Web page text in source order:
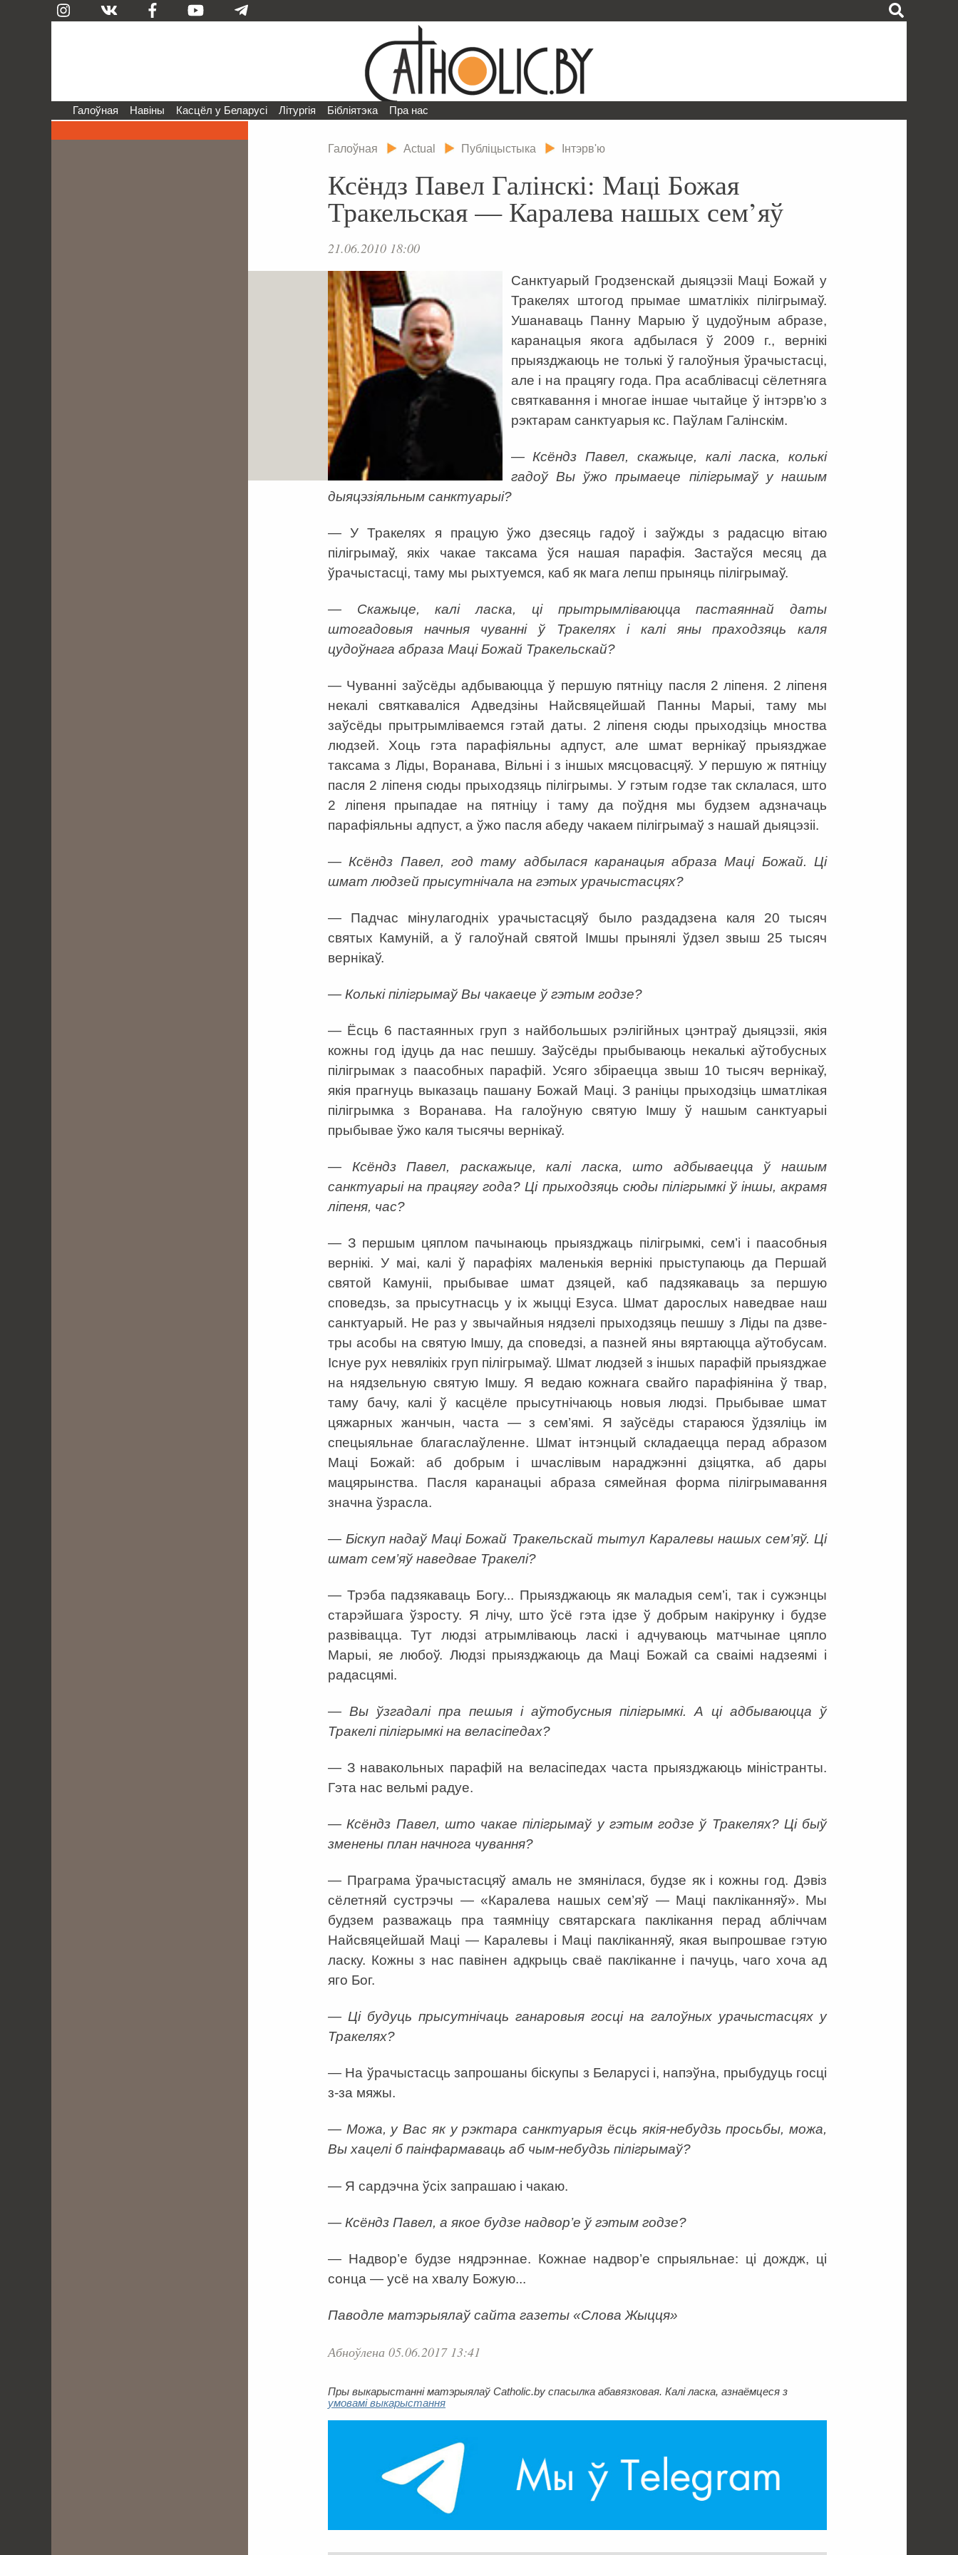
Галоўная Навіны Касцёл у Беларусі Літургія Бібліятэка Пра нас
Галоўная Actual Публіцыстыка Інтэрв'ю
Ксёндз Павел Галінскі: Маці Божая
Тракельская — Каралева нашых сем’яў
21.06.2010 18:00
Санктуарый Гродзенскай дыяцэзіі Маці Божай у
Тракелях штогод прымае шматлікіх пілігрымаў.
Ушанаваць Панну Марыю ў цудоўным абразе,
каранацыя якога адбылася ў 2009 г., вернікі
прыязджаюць не толькі ў галоўныя ўрачыстасці,
але і на працягу года. Пра асаблівасці сёлетняга
святкавання і многае іншае чытайце ў інтэрв’ю з
рэктарам санктуарыя кс. Паўлам Галінскім.
— Ксёндз Павел, скажыце, калі ласка, колькі
гадоў Вы ўжо прымаеце пілігрымаў у нашым
дыяцэзіяльным санктуарыі?
— У Тракелях я працую ўжо дзесяць гадоў і заўжды з радасцю вітаю
пілігрымаў, якіх чакае таксама ўся нашая парафія. Застаўся месяц да
ўрачыстасці, таму мы рыхтуемся, каб як мага лепш прыняць пілігрымаў.
— Скажыце, калі ласка, ці прытрымліваюцца пастаяннай даты
штогадовыя начныя чуванні ў Тракелях і калі яны праходзяць каля
цудоўнага абраза Маці Божай Тракельскай?
— Чуванні заўсёды адбываюцца ў першую пятніцу пасля 2 ліпеня. 2 ліпеня
некалі святкаваліся Адведзіны Найсвяцейшай Панны Марыі, таму мы
заўсёды прытрымліваемся гэтай даты. 2 ліпеня сюды прыходзіць мноства
людзей. Хоць гэта парафіяльны адпуст, але шмат вернікаў прыязджае
таксама з Ліды, Воранава, Вільні і з іншых мясцовасцяў. У першую ж пятніцу
пасля 2 ліпеня сюды прыходзяць пілігрымы. У гэтым годзе так склалася, што
2 ліпеня прыпадае на пятніцу і таму да поўдня мы будзем адзначаць
парафіяльны адпуст, а ўжо пасля абеду чакаем пілігрымаў з нашай дыяцэзіі.
— Ксёндз Павел, год таму адбылася каранацыя абраза Маці Божай. Ці
шмат людзей прысутнічала на гэтых урачыстасцях?
— Падчас мінулагодніх урачыстасцяў было раздадзена каля 20 тысяч
святых Камуній, а ў галоўнай святой Імшы прынялі ўдзел звыш 25 тысяч
вернікаў.
— Колькі пілігрымаў Вы чакаеце ў гэтым годзе?
— Ёсць 6 пастаянных груп з найбольшых рэлігійных цэнтраў дыяцэзіі, якія
кожны год ідуць да нас пешшу. Заўсёды прыбываюць некалькі аўтобусных
пілігрымак з паасобных парафій. Усяго збіраецца звыш 10 тысяч вернікаў,
якія прагнуць выказаць пашану Божай Маці. З раніцы прыходзіць шматлікая
пілігрымка з Воранава. На галоўную святую Імшу ў нашым санктуарыі
прыбывае ўжо каля тысячы вернікаў.
— Ксёндз Павел, раскажыце, калі ласка, што адбываецца ў нашым
санктуарыі на працягу года? Ці прыходзяць сюды пілігрымкі ў іншы, акрамя
ліпеня, час?
— З першым цяплом пачынаюць прыязджаць пілігрымкі, сем’і і паасобныя
вернікі. У маі, калі ў парафіях маленькія вернікі прыступаюць да Першай
святой Камуніі, прыбывае шмат дзяцей, каб падзякаваць за першую
споведзь, за прысутнасць у іх жыцці Езуса. Шмат дарослых наведвае наш
санктуарый. Не раз у звычайныя нядзелі прыходзяць пешшу з Ліды па дзве-
тры асобы на святую Імшу, да споведзі, а пазней яны вяртаюцца аўтобусам.
Існуе рух невялікіх груп пілігрымаў. Шмат людзей з іншых парафій прыязджае
на нядзельную святую Імшу. Я ведаю кожнага свайго парафіяніна ў твар,
таму бачу, калі ў касцёле прысутнічаюць новыя людзі. Прыбывае шмат
цяжарных жанчын, часта — з сем’ямі. Я заўсёды стараюся ўдзяліць ім
спецыяльнае благаслаўленне. Шмат інтэнцый складаецца перад абразом
Маці Божай: аб добрым і шчаслівым нараджэнні дзіцятка, аб дары
мацярынства. Пасля каранацыі абраза сямейная форма пілігрымавання
значна ўзрасла.
— Біскуп надаў Маці Божай Тракельскай тытул Каралевы нашых сем’яў. Ці
шмат сем’яў наведвае Тракелі?
— Трэба падзякаваць Богу... Прыязджаюць як маладыя сем’і, так і сужэнцы
старэйшага ўзросту. Я лічу, што ўсё гэта ідзе ў добрым накірунку і будзе
развівацца. Тут людзі атрымліваюць ласкі і адчуваюць матчынае цяпло
Марыі, яе любоў. Людзі прыязджаюць да Маці Божай са сваімі надзеямі і
радасцямі.
— Вы ўзгадалі пра пешыя і аўтобусныя пілігрымкі. А ці адбываюцца ў
Тракелі пілігрымкі на веласіпедах?
— З навакольных парафій на веласіпедах часта прыязджаюць міністранты.
Гэта нас вельмі радуе.
— Ксёндз Павел, што чакае пілігрымаў у гэтым годзе ў Тракелях? Ці быў
зменены план начнога чування?
— Праграма ўрачыстасцяў амаль не змянілася, будзе як і кожны год. Дэвіз
сёлетняй сустрэчы — «Каралева нашых сем’яў — Маці пакліканняў». Мы
будзем разважаць пра таямніцу святарскага паклікання перад абліччам
Найсвяцейшай Маці — Каралевы і Маці пакліканняў, якая выпрошвае гэтую
ласку. Кожны з нас павінен адкрыць сваё пакліканне і пачуць, чаго хоча ад
яго Бог.
— Ці будуць прысутнічаць ганаровыя госці на галоўных урачыстасцях у
Тракелях?
— На ўрачыстасць запрошаны біскупы з Беларусі і, напэўна, прыбудуць госці
з-за мяжы.
— Можа, у Вас як у рэктара санктуарыя ёсць якія-небудзь просьбы, можа,
Вы хацелі б паінфармаваць аб чым-небудзь пілігрымаў?
— Я сардэчна ўсіх запрашаю і чакаю.
— Ксёндз Павел, а якое будзе надвор’е ў гэтым годзе?
— Надвор’е будзе нядрэннае. Кожнае надвор’е спрыяльнае: ці дождж, ці
сонца — усё на хвалу Божую...
Паводле матэрыялаў сайта газеты «Слова Жыцця»
Абноўлена 05.06.2017 13:41
Пры выкарыстанні матэрыялаў Catholic.by спасылка абавязковая. Калі ласка, азнаёмцеся з
умовамі выкарыстання